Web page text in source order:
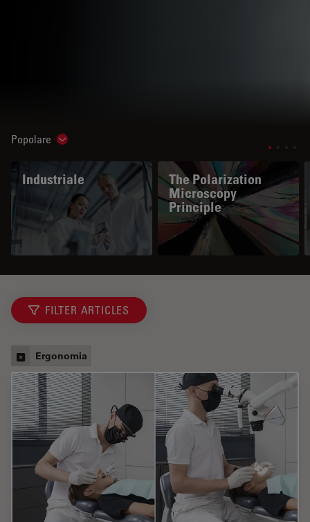
Popolare Show subnavigation
Industriale
The Polarization
Microscopy
Principle
FILTER ARTICLES
Ergonomia